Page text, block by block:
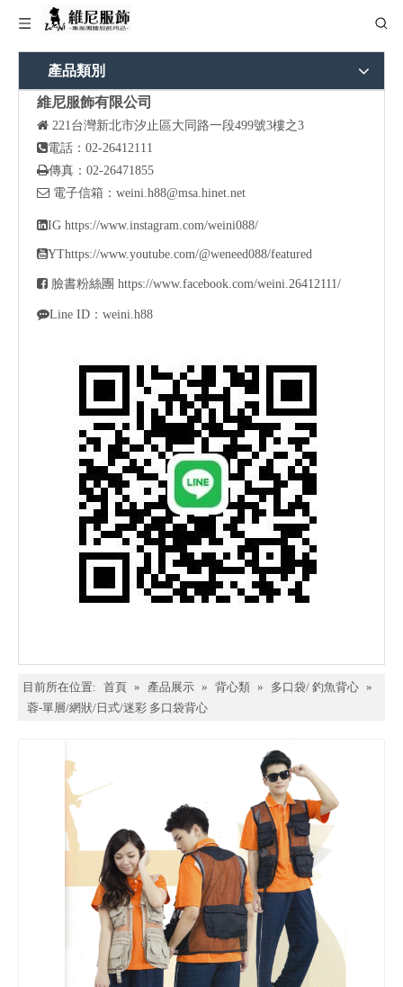
產品類別
維尼服飾有限公司
 221台灣新北市汐止區大同路一段499號3樓之3
電話：02-26412111
傳真：02-26471855
 電子信箱： weini.h88@msa.hinet.net
IG https://www.instagram.com/weini088/
YThttps://www.youtube.com/@weneed088/featured
 臉書粉絲團 https://www.facebook.com/weini.26412111/
Line ID：weini.h88
目前所在位置: 首頁 » 產品展示 » 背心類 » 多口袋/ 釣魚背心 »
蓉-單層/網狀/日式/迷彩 多口袋背心